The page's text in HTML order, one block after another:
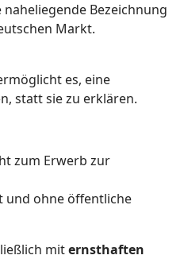
naheliegende Bezeichnung
Markt.
es, eine
statt sie zu erklären.
zum Erwerb zur
und ohne öffentliche
miternsthaften